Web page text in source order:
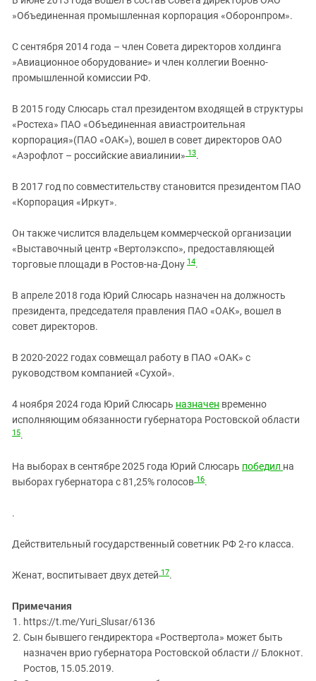
»Объединенная промышленная корпорация «Оборонпром».
С сентября 2014 года – член Совета директоров холдинга
»Авиационное оборудование» и член коллегии Военно-
промышленной комиссии РФ.
В 2015 году Слюсарь стал президентом входящей в структуры
«Ростеха» ПАО «Объединенная авиастроительная
корпорация»(ПАО «ОАК»), вошел в совет директоров ОАО
«Аэрофлот – российские авиалинии» 13.
В 2017 год по совместительству становится президентом ПАО
«Корпорация «Иркут».
Он также числится владельцем коммерческой организации
«Выставочный центр «Вертолэкспо», предоставляющей
торговые площади в Ростов-на-Дону 14.
В апреле 2018 года Юрий Слюсарь назначен на должность
президента, председателя правления ПАО «ОАК», вошел в
совет директоров.
В 2020-2022 годах совмещал работу в ПАО «ОАК» с
руководством компанией «Сухой».
4 ноября 2024 года Юрий Слюсарь назначен временно
исполняющим обязанности губернатора Ростовской области
15.
На выборах в сентябре 2025 года Юрий Слюсарь победил на
выборах губернатора с 81,25% голосов 16.
.
Действительный государственный советник РФ 2-го класса.
Женат, воспитывает двух детей 17.
Примечания
https://t.me/Yuri_Slusar/6136
Сын бывшего гендиректора «Роствертола» может быть
назначен врио губернатора Ростовской области // Блокнот.
Ростов, 15.05.2019.